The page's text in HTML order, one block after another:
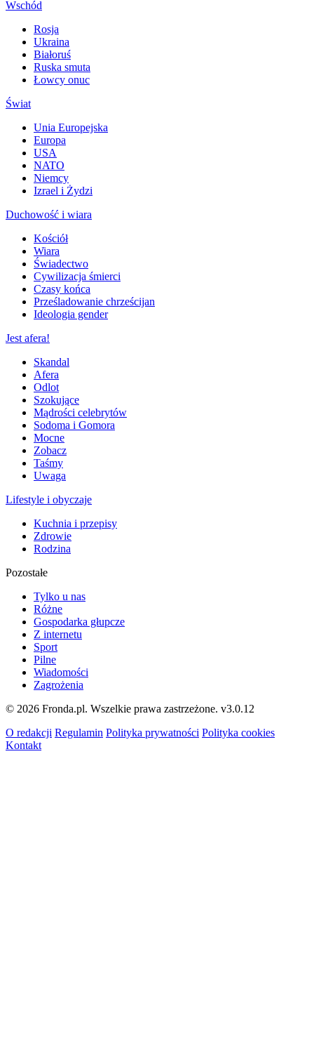
Wschód
Rosja
Ukraina
Białoruś
Ruska smuta
Łowcy onuc
Świat
Unia Europejska
Europa
USA
NATO
Niemcy
Izrael i Żydzi
Duchowość i wiara
Kościół
Wiara
Świadectwo
Cywilizacja śmierci
Czasy końca
Prześladowanie chrześcijan
Ideologia gender
Jest afera!
Skandal
Afera
Odlot
Szokujące
Mądrości celebrytów
Sodoma i Gomora
Mocne
Zobacz
Taśmy
Uwaga
Lifestyle i obyczaje
Kuchnia i przepisy
Zdrowie
Rodzina
Pozostałe
Tylko u nas
Różne
Gospodarka głupcze
Z internetu
Sport
Pilne
Wiadomości
Zagrożenia
© 2026 Fronda.pl. Wszelkie prawa zastrzeżone. v3.0.12
O redakcji Regulamin Polityka prywatności Polityka cookies
Kontakt